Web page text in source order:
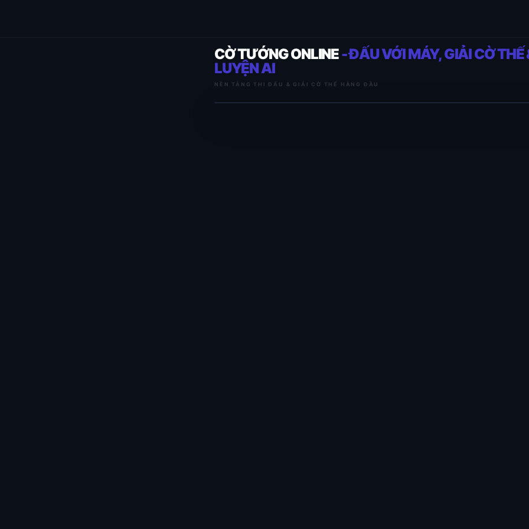
CỜ TƯỚNG ONLINE- ĐẤU VỚI MÁY, GIẢI CỜ THẾ
LUYỆN AI
NỀN TẢNG THI ĐẤU & GIẢI CỜ THẾ HÀNG ĐẦU